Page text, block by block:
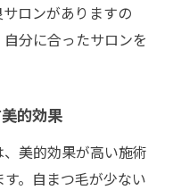
ロンがありますの
分に合ったサロンを
的効果
美的効果が高い施術
。自まつ毛が少ない